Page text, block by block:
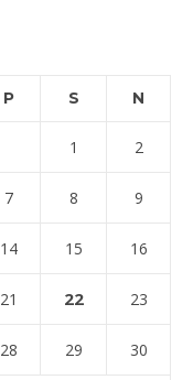
P S N
1 2
7 8 9
14 15 16
21 22 23
28 29 30